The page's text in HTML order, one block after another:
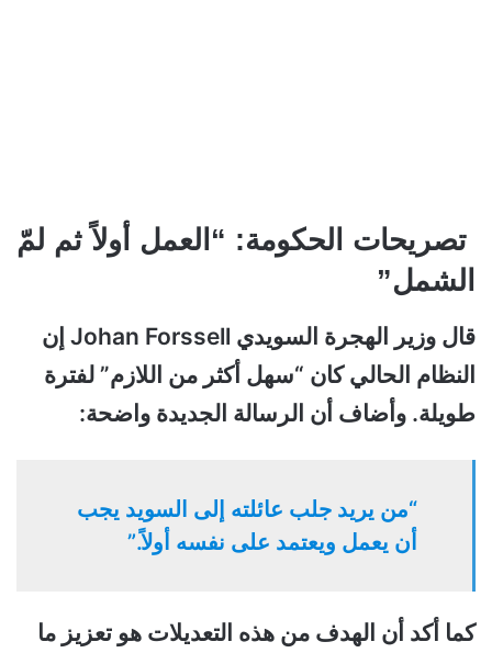
تصريحات الحكومة: “العمل أولاً ثم لمّ
الشمل”
قال وزير الهجرة السويدي Johan Forssell إن
النظام الحالي كان “سهل أكثر من اللازم” لفترة
طويلة. وأضاف أن الرسالة الجديدة واضحة:
“من يريد جلب عائلته إلى السويد يجب
أن يعمل ويعتمد على نفسه أولاً.”
كما أكد أن الهدف من هذه التعديلات هو تعزيز ما